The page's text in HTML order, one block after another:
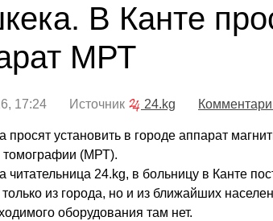
В Канте
МРТ
17:24 Источник 24.kg
просят установить в городе аппарат
томографии (МРТ).
читательница 24.kg, в больницу в Канте
из города, но и из ближайших
оборудования там нет.